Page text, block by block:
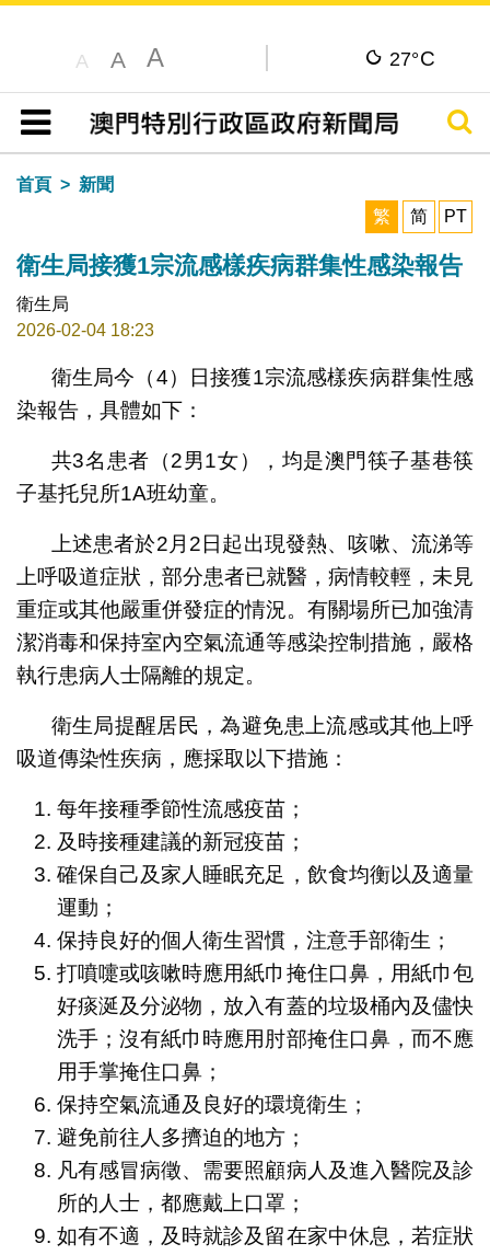
A A A 27°C
目錄
搜尋
首頁
新聞
繁
简 PT
衛生局接獲1宗流感樣疾病群集性感染報告
衛生局
2026-02-04 18:23
衛生局今（4）日接獲1宗流感樣疾病群集性感
染報告，具體如下：
共3名患者（2男1女），均是澳門筷子基巷筷
子基托兒所1A班幼童。
上述患者於2月2日起出現發熱、咳嗽、流涕等
上呼吸道症狀，部分患者已就醫，病情較輕，未見
重症或其他嚴重併發症的情況。有關場所已加強清
潔消毒和保持室內空氣流通等感染控制措施，嚴格
執行患病人士隔離的規定。
衛生局提醒居民，為避免患上流感或其他上呼
吸道傳染性疾病，應採取以下措施：
每年接種季節性流感疫苗；
及時接種建議的新冠疫苗；
確保自己及家人睡眠充足，飲食均衡以及適量
運動；
保持良好的個人衛生習慣，注意手部衛生；
打噴嚏或咳嗽時應用紙巾掩住口鼻，用紙巾包
好痰涎及分泌物，放入有蓋的垃圾桶內及儘快
洗手；沒有紙巾時應用肘部掩住口鼻，而不應
用手掌掩住口鼻；
保持空氣流通及良好的環境衛生；
避免前往人多擠迫的地方；
凡有感冒病徵、需要照顧病人及進入醫院及診
所的人士，都應戴上口罩；
如有不適，及時就診及留在家中休息，若症狀